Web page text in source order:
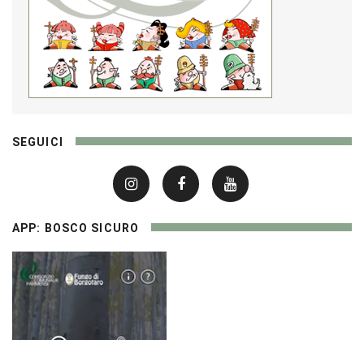
SEGUICI
APP: BOSCO SICURO